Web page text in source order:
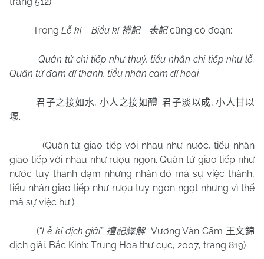
Trong Lễ kí – Biểu kí禮記- 表記cũng có đoạn:
Quân tử chi tiếp như thuỷ, tiểu nhân chi tiếp như lễ.
Quân tử đạm dĩ thành, tiểu nhân cam dĩ hoại.
君子之接如水, 小人之接如醴.君子淡以成,小人甘以
壞.
(Quân tử giao tiếp với nhau như nước, tiểu nhân
giao tiếp với nhau như rượu ngon. Quân tử giao tiếp như
nước tuy thanh đạm nhưng nhân đó mà sự việc thành,
tiểu nhân giao tiếp như rượu tuy ngon ngọt nhưng vì thế
mà sự việc hư.)
(“Lễ kí dịch giải” 禮記譯解 Vương Văn Cẩm 王文錦
dịch giải. Bắc Kinh: Trung Hoa thư cục, 2007, trang 819)